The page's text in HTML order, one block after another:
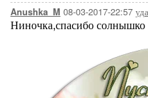
Anushka_M 08-03-2017-22:57
Ниночка,спасибо солнышко